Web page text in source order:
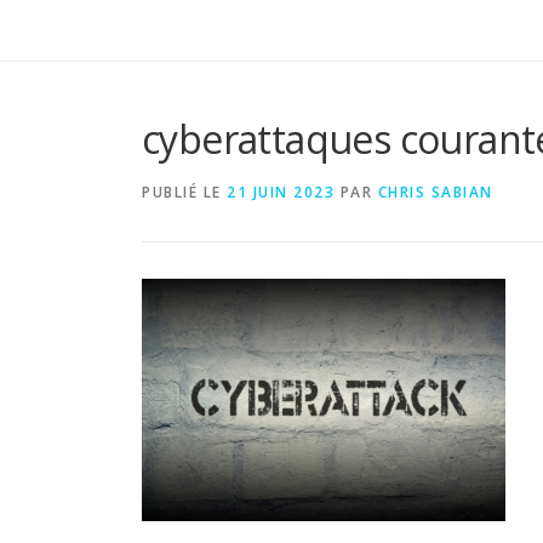
cyberattaques
PUBLIÉ LE 21 JUIN 2023 PAR CHRIS SABIAN